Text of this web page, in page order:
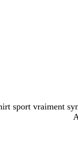
sport vraiment